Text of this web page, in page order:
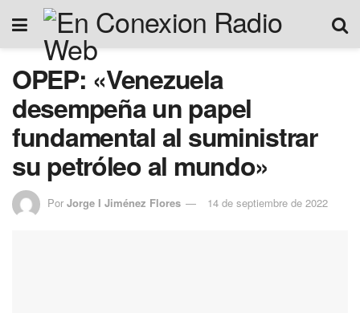
OPEP: «Venezuela
desempeña un papel
fundamental al suministrar
su petróleo al mundo»
Por Jorge I Jiménez Flores 14 de septiembre de 2022